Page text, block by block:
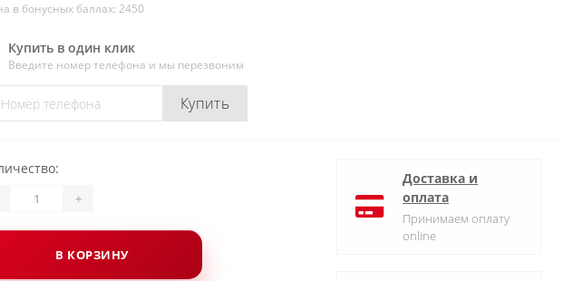
в бонусных баллах: 2450
Купить в один клик
Введите номер телефона и мы перезвоним
Купить
+
В КОРЗИНУ
Доставка и
оплата
Принимаем оплату
online